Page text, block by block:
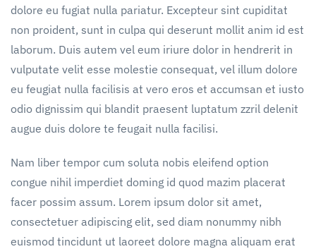
dolore eu fugiat nulla pariatur. Excepteur sint cupiditat
non proident, sunt in culpa qui deserunt mollit anim id est
laborum. Duis autem vel eum iriure dolor in hendrerit in
vulputate velit esse molestie consequat, vel illum dolore
eu feugiat nulla facilisis at vero eros et accumsan et iusto
odio dignissim qui blandit praesent luptatum zzril delenit
augue duis dolore te feugait nulla facilisi.
Nam liber tempor cum soluta nobis eleifend option
congue nihil imperdiet doming id quod mazim placerat
facer possim assum. Lorem ipsum dolor sit amet,
consectetuer adipiscing elit, sed diam nonummy nibh
euismod tincidunt ut laoreet dolore magna aliquam erat